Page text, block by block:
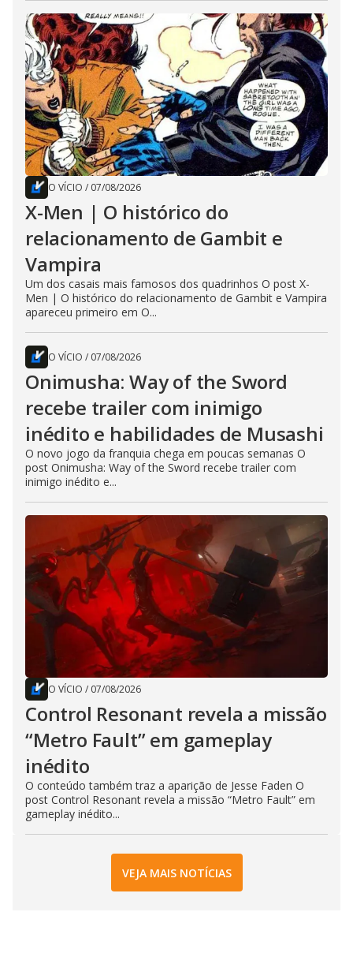
O VÍCIO / 07/08/2026
X-Men | O histórico do
relacionamento de Gambit e
Vampira
Um dos casais mais famosos dos quadrinhos O post X-
Men | O histórico do relacionamento de Gambit e Vampira
apareceu primeiro em O...
O VÍCIO / 07/08/2026
Onimusha: Way of the Sword
recebe trailer com inimigo
inédito e habilidades de Musashi
O novo jogo da franquia chega em poucas semanas O
post Onimusha: Way of the Sword recebe trailer com
inimigo inédito e...
O VÍCIO / 07/08/2026
Control Resonant revela a missão
“Metro Fault” em gameplay
inédito
O conteúdo também traz a aparição de Jesse Faden O
post Control Resonant revela a missão “Metro Fault” em
gameplay inédito...
VEJA MAIS NOTÍCIAS